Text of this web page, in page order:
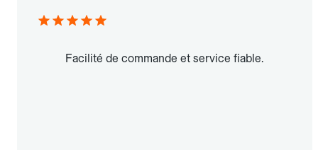
Facilité de commande et service fiable.